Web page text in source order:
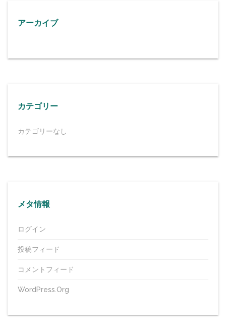
アーカイブ
カテゴリー
カテゴリーなし
メタ情報
ログイン
投稿フィード
コメントフィード
WordPress.org